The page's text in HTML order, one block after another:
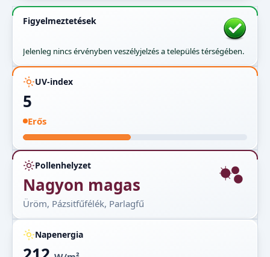
Figyelmeztetések
Jelenleg nincs érvényben veszélyjelzés a település térségében.
UV-index
5
Erős
Pollenhelyzet
Nagyon magas
Üröm, Pázsitfűfélék, Parlagfű
Napenergia